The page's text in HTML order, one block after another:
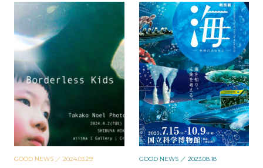
GOOD NEWS ／ 2024.03.29 GOOD NEWS／ 2023.08.18